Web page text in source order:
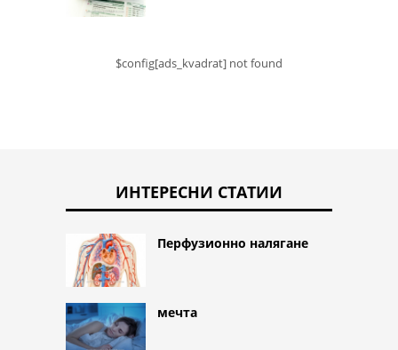
$config[ads_kvadrat] not found
ИНТЕРЕСНИ СТАТИИ
Перфузионно налягане
мечта